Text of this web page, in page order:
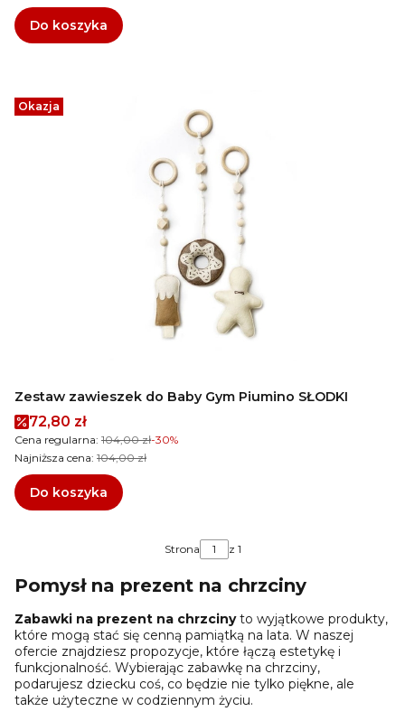
Do koszyka
Okazja
Zestaw zawieszek do Baby Gym Piumino SŁODKI
Cena promocyjna
72,80 zł
Cena regularna: 104,00 zł-30%
Najniższa cena: 104,00 zł
Do koszyka
Strona z 1
Pomysł na prezent na chrzciny
Zabawki na prezent na chrzcinyto wyjątkowe produkty,
które mogą stać się cenną pamiątką na lata. W naszej
ofercie znajdziesz propozycje, które łączą estetykę i
funkcjonalność. Wybierając zabawkę na chrzciny,
podarujesz dziecku coś, co będzie nie tylko piękne, ale
także użyteczne w codziennym życiu.